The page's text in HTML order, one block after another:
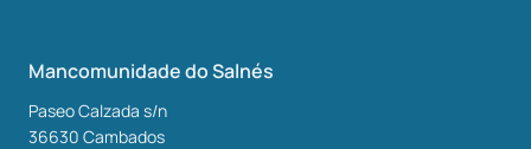
Mancomunidade do Salnés
Paseo Calzada s/n
36630 Cambados